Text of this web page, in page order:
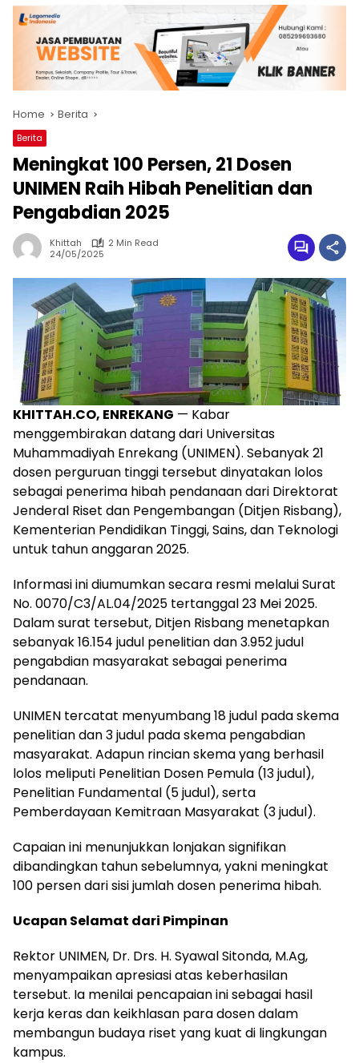
Home Berita
Berita
Meningkat 100 Persen, 21 Dosen
UNIMEN Raih Hibah Penelitian dan
Pengabdian 2025
Khittah
2 Min Read
24/05/2025
KHITTAH.CO, ENREKANG — Kabar
menggembirakan datang dari Universitas
Muhammadiyah Enrekang (UNIMEN). Sebanyak 21
dosen perguruan tinggi tersebut dinyatakan lolos
sebagai penerima hibah pendanaan dari Direktorat
Jenderal Riset dan Pengembangan (Ditjen Risbang),
Kementerian Pendidikan Tinggi, Sains, dan Teknologi
untuk tahun anggaran 2025.
Informasi ini diumumkan secara resmi melalui Surat
No. 0070/C3/AL.04/2025 tertanggal 23 Mei 2025.
Dalam surat tersebut, Ditjen Risbang menetapkan
sebanyak 16.154 judul penelitian dan 3.952 judul
pengabdian masyarakat sebagai penerima
pendanaan.
UNIMEN tercatat menyumbang 18 judul pada skema
penelitian dan 3 judul pada skema pengabdian
masyarakat. Adapun rincian skema yang berhasil
lolos meliputi Penelitian Dosen Pemula (13 judul),
Penelitian Fundamental (5 judul), serta
Pemberdayaan Kemitraan Masyarakat (3 judul).
Capaian ini menunjukkan lonjakan signifikan
dibandingkan tahun sebelumnya, yakni meningkat
100 persen dari sisi jumlah dosen penerima hibah.
Ucapan Selamat dari Pimpinan
Rektor UNIMEN, Dr. Drs. H. Syawal Sitonda, M.Ag,
menyampaikan apresiasi atas keberhasilan
tersebut. Ia menilai pencapaian ini sebagai hasil
kerja keras dan keikhlasan para dosen dalam
membangun budaya riset yang kuat di lingkungan
kampus.